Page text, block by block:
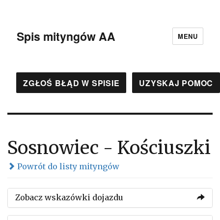
Spis mityngów AA MENU
ZGŁOŚ BŁĄD W SPISIE UZYSKAJ POMOC
Sosnowiec - Kościuszki
Powrót do listy mityngów
Zobacz wskazówki dojazdu